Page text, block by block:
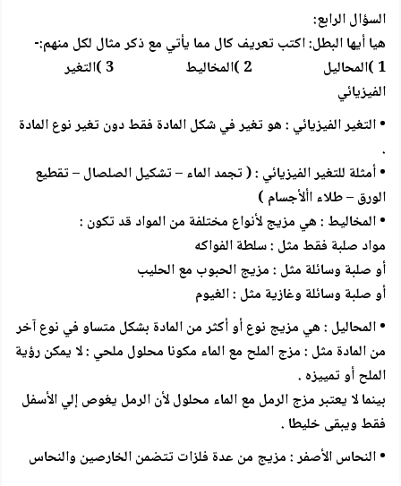
السؤال الرابع:
هيا أيها البطل: اكتب تعريف كال مما يأتي مع ذكر مثال لكل منهم:-
1 )المحاليل 2 )المخاليط 3 )التغير
الفيزيائي
• التغير الفيزيائي : هو تغير في شكل المادة فقط دون تغير نوع المادة
.
• أمثلة للتغير الفيزيائي : ( تجمد الماء – تشكيل الصلصال – تقطيع
الورق – طلاء األأجسام )
• المخاليط : هي مزيج لأنواع مختلفة من المواد قد تكون :
مواد صلبة فقط مثل : سلطة الفواكه
أو صلبة وسائلة مثل : مزيج الحبوب مع الحليب
أو صلبة وسائلة وغازية مثل : الغيوم
• المحاليل : هي مزيج نوع أو أكثر من المادة بشكل متساو في نوع آخر
من المادة مثل : مزج الملح مع الماء مكونا محلول ملحي : لا يمكن رؤية
الملح أو تمييزه .
بينما لا يعتبر مزج الرمل مع الماء محلول لأن الرمل يغوص إلي الأسفل
فقط ويبقى خليطا .
• النحاس الأصفر : مزيج من عدة فلزات تتضمن الخارصين والنحاس